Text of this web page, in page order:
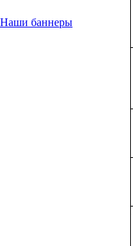
Наши баннеры